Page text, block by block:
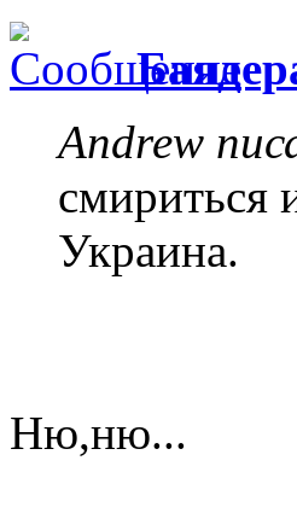
Andrew
смириться
Украина.
Ню,ню...